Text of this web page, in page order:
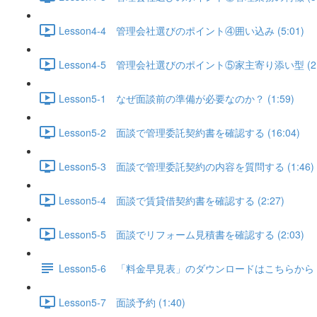
Lesson4-4 管理会社選びのポイント④囲い込み (5:01)
Lesson4-5 管理会社選びのポイント⑤家主寄り添い型
Lesson5-1 なぜ面談前の準備が必要なのか？ (1:59)
Lesson5-2 面談で管理委託契約書を確認する (16:04)
Lesson5-3 面談で管理委託契約の内容を質問する (1:46)
Lesson5-4 面談で賃貸借契約書を確認する (2:27)
Lesson5-5 面談でリフォーム見積書を確認する (2:03)
Lesson5-6 「料金早見表」のダウンロードはこちらから
Lesson5-7 面談予約 (1:40)